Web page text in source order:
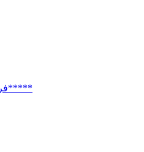
*****فروش ویــــــــــــژه*****